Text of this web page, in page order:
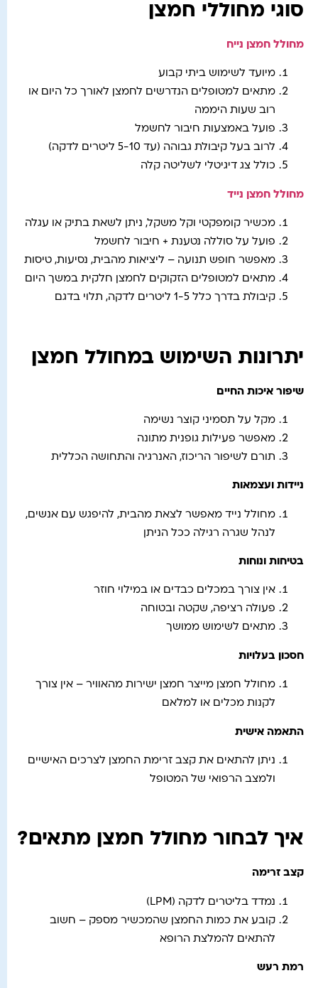
סוגי מחוללי חמצן
מחולל חמצן נייח
מיועד לשימוש ביתי קבוע
מתאים למטופלים הנדרשים לחמצן לאורך כל היום או
רוב שעות היממה
פועל באמצעות חיבור לחשמל
לרוב בעל קיבולת גבוהה (עד 5-10 ליטרים לדקה)
כולל צג דיגיטלי לשליטה קלה
מחולל חמצן נייד
מכשיר קומפקטי וקל משקל, ניתן לשאת בתיק או עגלה
פועל על סוללה נטענת + חיבור לחשמל
מאפשר חופש תנועה – ליציאות מהבית, נסיעות, טיסות
מתאים למטופלים הזקוקים לחמצן חלקית במשך היום
קיבולת בדרך כלל 1-5 ליטרים לדקה, תלוי בדגם
יתרונות השימוש במחולל חמצן
שיפור איכות החיים
מקל על תסמיני קוצר נשימה
מאפשר פעילות גופנית מתונה
תורם לשיפור הריכוז, האנרגיה והתחושה הכללית
ניידות ועצמאות
מחולל נייד מאפשר לצאת מהבית, להיפגש עם אנשים,
לנהל שגרה רגילה ככל הניתן
בטיחות ונוחות
אין צורך במכלים כבדים או במילוי חוזר
פעולה רציפה, שקטה ובטוחה
מתאים לשימוש ממושך
חסכון בעלויות
מחולל חמצן מייצר חמצן ישירות מהאוויר – אין צורך
לקנות מכלים או למלאם
התאמה אישית
ניתן להתאים את קצב זרימת החמצן לצרכים האישיים
ולמצב הרפואי של המטופל
איך לבחור מחולל חמצן מתאים?
קצב זרימה
נמדד בליטרים לדקה (LPM)
קובע את כמות החמצן שהמכשיר מספק – חשוב
להתאים להמלצת הרופא
רמת רעש